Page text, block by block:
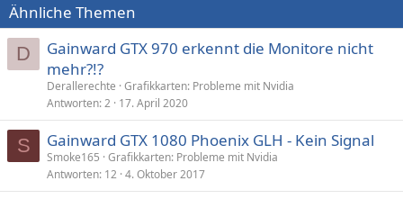
Ähnliche Themen
D
Gainward GTX 970 erkennt die Monitore nicht
mehr?!?
Derallerechte Grafikkarten: Probleme mit Nvidia
Antworten 2 17. April 2020
S Gainward GTX 1080 Phoenix GLH - Kein Signal
Smoke165 Grafikkarten: Probleme mit Nvidia
Antworten 12 4. Oktober 2017